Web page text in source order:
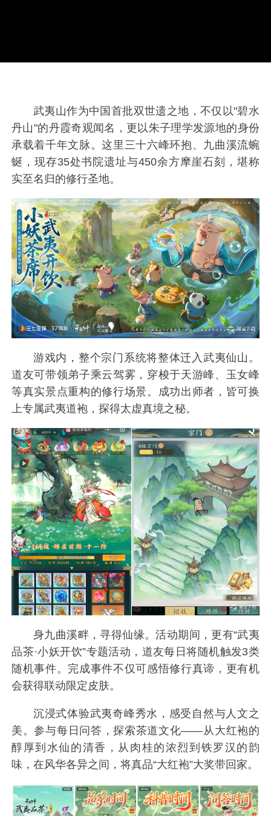
武夷山作为中国首批双世遗之地，不仅以"碧水
丹山"的丹霞奇观闻名，更以朱子理学发源地的身份
承载着千年文脉。这里三十六峰环抱、九曲溪流蜿
蜒，现存35处书院遗址与450余方摩崖石刻，堪称
实至名归的修行圣地。
游戏内，整个宗门系统将整体迁入武夷仙山。
道友可带领弟子乘云驾雾，穿梭于天游峰、玉女峰
等真实景点重构的修行场景。成功出师者，皆可换
上专属武夷道袍，探得太虚真境之秘。
身九曲溪畔，寻得仙缘。活动期间，更有“武夷
品茶·小妖开饮”专题活动，道友每日将随机触发3类
随机事件。完成事件不仅可感悟修行真谛，更有机
会获得联动限定皮肤。
沉浸式体验武夷奇峰秀水，感受自然与人文之
美。参与每日问答，探索茶道文化——从大红袍的
醇厚到水仙的清香，从肉桂的浓烈到铁罗汉的韵
味，在风华各异之间，将真品“大红袍”大奖带回家。